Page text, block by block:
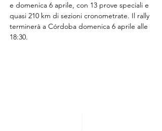
e domenica 6 aprile, con 13 prove speciali e
quasi 210 km di sezioni cronometrate. Il rally
terminerà a Córdoba domenica 6 aprile alle
18:30.